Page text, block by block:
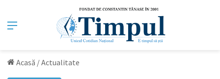
Meniu
Acasă /Actualitate